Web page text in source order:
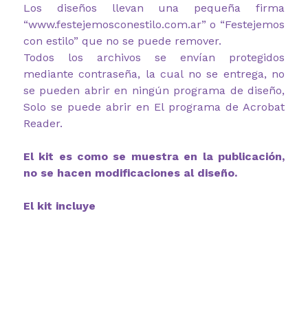
Los diseños llevan una pequeña firma
“www.festejemosconestilo.com.ar” o “Festejemos
con estilo” que no se puede remover.
Todos los archivos se envían protegidos
mediante contraseña, la cual no se entrega, no
se pueden abrir en ningún programa de diseño,
Solo se puede abrir en El programa de Acrobat
Reader.
El kit es como se muestra en la publicación,
no se hacen modificaciones al diseño.
El kit incluye